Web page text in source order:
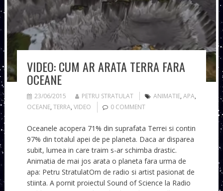
VIDEO: CUM AR ARATA TERRA FARA
OCEANE
23/06/2015 PETRU STRATULAT ANIMATIE, APA,
OCEANE, TERRA, VIDEO 0 COMMENT
Oceanele acopera 71% din suprafata Terrei si contin
97% din totalul apei de pe planeta. Daca ar disparea
subit, lumea in care traim s-ar schimba drastic.
Animatia de mai jos arata o planeta fara urma de
apa: Petru StratulatOm de radio si artist pasionat de
stiinta. A pornit proiectul Sound of Science la Radio